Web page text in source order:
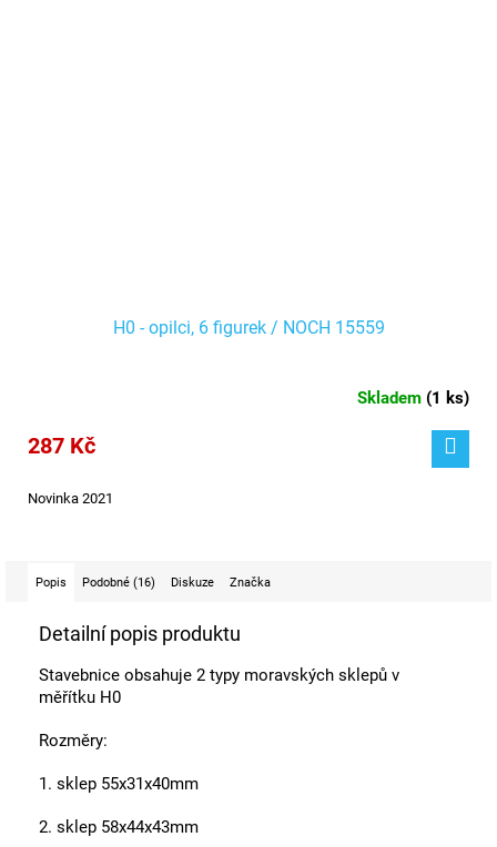
H0 - opilci, 6 figurek / NOCH 15559
Skladem (1 ks)
287 Kč
Novinka 2021
Popis Podobné (16) Diskuze Značka
Detailní popis produktu
Stavebnice obsahuje 2 typy moravských sklepů v
měřítku H0
Rozměry:
1. sklep 55x31x40mm
2. sklep 58x44x43mm